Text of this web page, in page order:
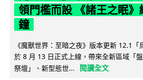
領門檻而設 《諸王之眠》
鐘
《魔獸世界：至暗之夜》版本更新 12.1「
於 8 月 13 日正式上線，帶來全新區域「
祭壇」、新型態世...
閱讀全文